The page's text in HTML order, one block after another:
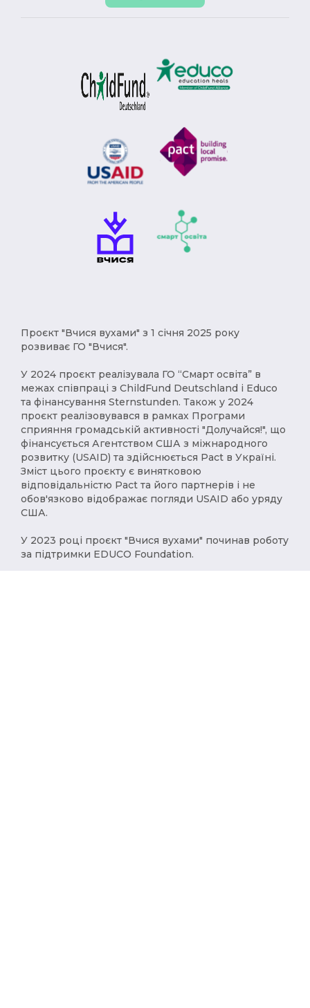
Проєкт "Вчися вухами" з 1 січня 2025 року
розвиває ГО "Вчися".
У 2024 проєкт реалізувала ГО “Смарт освіта” в
межах співпраці з ChildFund Deutschland і Educo
та фінансування Sternstunden. Також у 2024
проєкт реалізовувався в рамках Програми
сприяння громадській активності "Долучайся!", що
фінансується Агентством США з міжнародного
розвитку (USAID) та здійснюється Pact в Україні.
Зміст цього проєкту є винятковою
відповідальністю Pact та його партнерів і не
обов'язково відображає погляди USAID або уряду
США.
У 2023 році проєкт "Вчися вухами" починав роботу
за підтримки EDUCO Foundation.